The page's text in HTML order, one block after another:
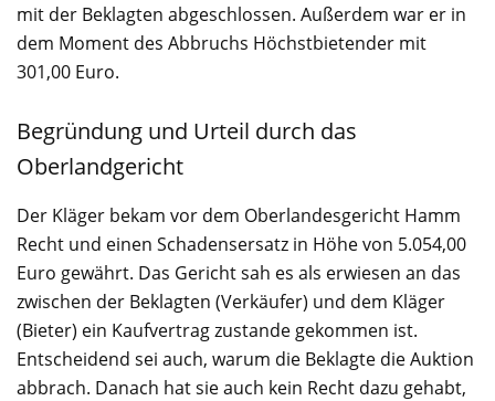
mit der Beklagten abgeschlossen. Außerdem war er in
dem Moment des Abbruchs Höchstbietender mit
301,00 Euro.
Begründung und Urteil durch das
Oberlandgericht
Der Kläger bekam vor dem Oberlandesgericht Hamm
Recht und einen Schadensersatz in Höhe von 5.054,00
Euro gewährt. Das Gericht sah es als erwiesen an das
zwischen der Beklagten (Verkäufer) und dem Kläger
(Bieter) ein Kaufvertrag zustande gekommen ist.
Entscheidend sei auch, warum die Beklagte die Auktion
abbrach. Danach hat sie auch kein Recht dazu gehabt,